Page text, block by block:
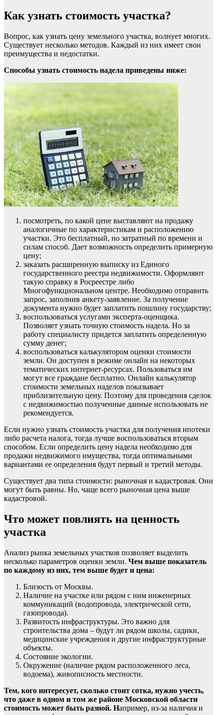
Как узнать стоимость участка?
Вопрос, как узнать цену земельного участка, волнует многих.
Существует несколько методов. Каждый из них имеет свои
преимущества и недостатки.
Способы узнать стоимость надела приведены ниже:
посмотреть, по какой цене выставляют на продажу
аналогичные по характеристикам и расположению
участки. Это бесплатный, но затратный по времени и
силам способ. Дает возможность определить примерную
цену;
заказать расширенную выписку из Единого
государственного реестра недвижимости. Оформляют
такую справку в Росреестре либо
Многофункциональном центре. Необходимо отправить
запрос, заполнив анкету-заявление. За получение
документа нужно будет заплатить пошлину государству;
воспользоваться услугами эксперта-оценщика.
Позволяет узнать точную стоимость надела. Но за
работу специалисту придется заплатить определенную
сумму денег;
воспользоваться калькулятором оценки стоимости
земли. Он доступен в режиме онлайн на некоторых
тематических интернет-ресурсах. Пользоваться им
могут все граждане бесплатно. Онлайн калькулятор
стоимости земельных наделов показывает
приблизительную цену. Поэтому для проведения сделок
с недвижимостью полученные данные использовать не
рекомендуется.
Если нужно узнать стоимость участка для получения ипотеки
либо расчета налога, тогда лучше воспользоваться вторым
способом. Если определить цену надела необходимо для
продажи недвижимого имущества, тогда оптимальными
вариантами ее определения будут первый и третий методы.
Существует два типа стоимости: рыночная и кадастровая. Они
могут быть равны. Но, чаще всего рыночная цена выше
кадастровой.
Что может повлиять на ценность
участка
Анализ рынка земельных участков позволяет выделить
несколько параметров оценки земли. Чем выше показатель
по каждому из них, тем выше будет и цена:
Близость от Москвы.
Наличие на участке или рядом с ним инженерных
коммуникаций (водопровода, электрической сети,
газопровода).
Развитость инфраструктуры. Это важно для
строительства дома – будут ли рядом школы, садики,
медицинские учреждения и другие инфраструктурные
объекты.
Состояние экологии.
Окружение (наличие рядом расположенного леса,
водоема), живописность местности.
Тем, кого интересует, сколько стоит сотка, нужно учесть,
что даже в одном и том же районе Московской области
стоимость может быть разной. Например, из-за наличия и